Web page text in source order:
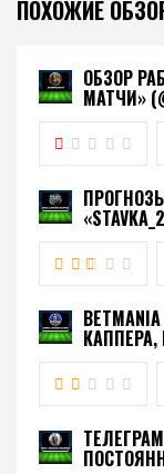
ПОХОЖИЕ
ОБЗОР
МАТЧИ»